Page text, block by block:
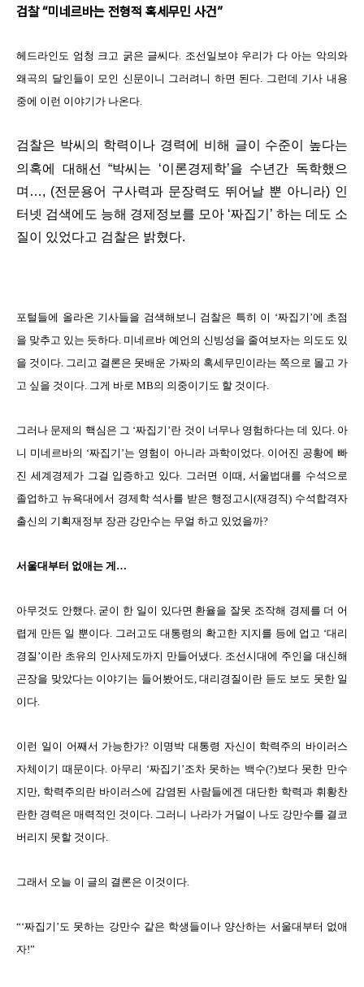
검찰 “미네르바는 전형적 혹세무민 사건”
헤드라인도 엄청 크고 굵은 글씨다. 조선일보야 우리가 다 아는 악의와
왜곡의 달인들이 모인 신문이니 그러려니 하면 된다. 그런데 기사 내용
중에 이런 이야기가 나온다.
검찰은 박씨의 학력이나 경력에 비해 글이 수준이 높다는
의혹에 대해선 “박씨는 ‘이론경제학’을 수년간 독학했으
며…, (전문용어 구사력과 문장력도 뛰어날 뿐 아니라) 인
터넷 검색에도 능해 경제정보를 모아 ‘짜집기’ 하는 데도 소
질이 있었다고 검찰은 밝혔다.
포털들에 올라온 기사들을 검색해보니 검찰은 특히 이 ‘짜집기’에 초점
을 맞추고 있는 듯하다. 미네르바 예언의 신빙성을 줄여보자는 의도도 있
을 것이다. 그리고 결론은 못배운 가짜의 혹세무민이라는 쪽으로 몰고 가
고 싶을 것이다. 그게 바로 MB의 의중이기도 할 것이다.
그러나 문제의 핵심은 그 ‘짜집기’란 것이 너무나 영험하다는 데 있다. 아
니 미네르바의 ‘짜집기’는 영험이 아니라 과학이었다. 이어진 공황에 빠
진 세계경제가 그걸 입증하고 있다. 그러면 이때, 서울법대를 수석으로
졸업하고 뉴욕대에서 경제학 석사를 받은 행정고시(재경직) 수석합격자
출신의 기획재정부 장관 강만수는 무얼 하고 있었을까?
서울대부터 없애는 게…
아무것도 안했다. 굳이 한 일이 있다면 환율을 잘못 조작해 경제를 더 어
렵게 만든 일 뿐이다. 그러고도 대통령의 확고한 지지를 등에 업고 ‘대리
경질’이란 초유의 인사제도까지 만들어냈다. 조선시대에 주인을 대신해
곤장을 맞았다는 이야기는 들어봤어도, 대리경질이란 듣도 보도 못한 일
이다.
이런 일이 어째서 가능한가? 이명박 대통령 자신이 학력주의 바이러스
자체이기 때문이다. 아무리 ‘짜집기’조차 못하는 백수(?)보다 못한 만수
지만, 학력주의란 바이러스에 감염된 사람들에겐 대단한 학력과 휘황찬
란한 경력은 매력적인 것이다. 그러니 나라가 거덜이 나도 강만수를 결코
버리지 못할 것이다.
그래서 오늘 이 글의 결론은 이것이다.
“‘짜집기’도 못하는 강만수 같은 학생들이나 양산하는 서울대부터 없애
자!”